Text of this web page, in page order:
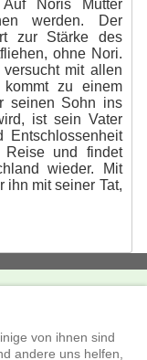
Noris Mutter
werden. Der
zur Stärke des
ohne Nori.
mit allen
zu einem
seinen Sohn ins
ist sein Vater
Entschlossenheit
und findet
wieder. Mit
ihn mit seiner Tat,
von ihnen sind
andere uns helfen,